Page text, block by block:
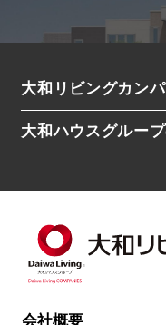
大和リビングカン
D-residence（高級レジ
D-ROOM Share（シェ
Roygent Parks Hanoi
Roygent Parks Hai
大和ハウスグルー
会社概要